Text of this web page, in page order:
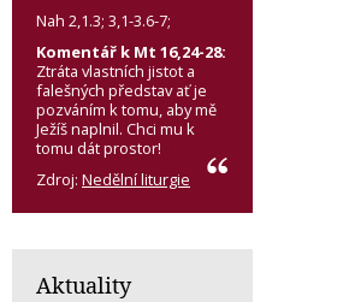
Nah 2,1.3; 3,1-3.6-7;
Komentář k Mt 16,24-28:
Ztráta vlastních jistot a
falešných představ ať je
pozváním k tomu, aby mě
Ježíš naplnil. Chci mu k
tomu dát prostor!
Zdroj: Nedělní liturgie
Aktuality